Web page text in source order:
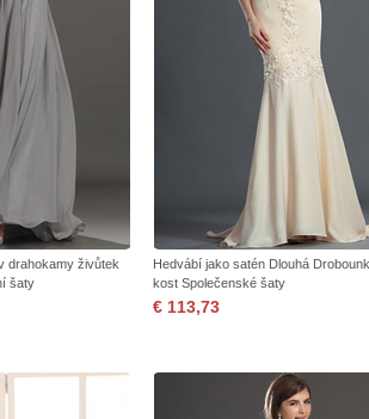
drahokamy živůtek
šaty
Hedvábí jako satén Dlouhá
kost Společenské šaty
€ 113,73